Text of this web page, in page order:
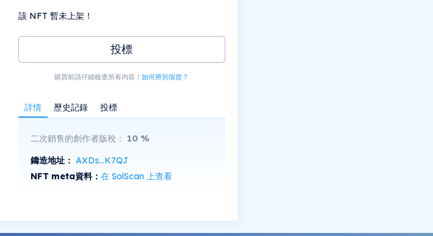
該 NFT 暫未上架！
投標
購買前請仔細檢查所有內容！如何辨別假貨？
詳情 歷史記錄 投標
二次銷售的創作者版稅： 10%
鑄造地址： AXDs...K7QJ
NFT meta資料： 在 SolScan 上查看